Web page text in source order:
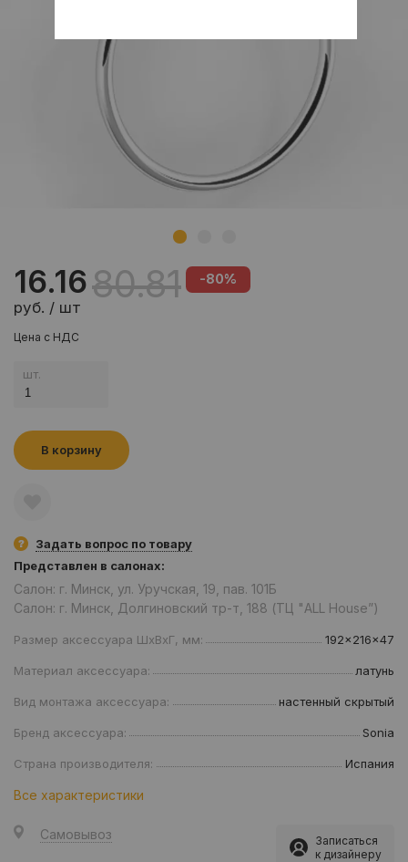
16.16
руб. / шт
80.81 -80%
Цена с НДС
шт.
В корзину
Задать вопрос по товару
Представлен в салонах:
Салон: г. Минск, ул. Уручская, 19, пав. 101Б
Салон: г. Минск, Долгиновский тр-т, 188 (ТЦ "ALL House”)
Размер аксессуара ШxВxГ, мм: 192x216x47
Материал аксессуара: латунь
Вид монтажа аксессуара: настенный скрытый
Бренд аксессуара: Sonia
Страна производителя: Испания
Все характеристики
Самовывоз
Записаться
к дизайнеру